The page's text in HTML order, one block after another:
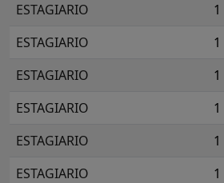
ESTAGIARIO 1
ESTAGIARIO
1
ESTAGIARIO
1
ESTAGIARIO
1
ESTAGIARIO
1
ESTAGIARIO
1